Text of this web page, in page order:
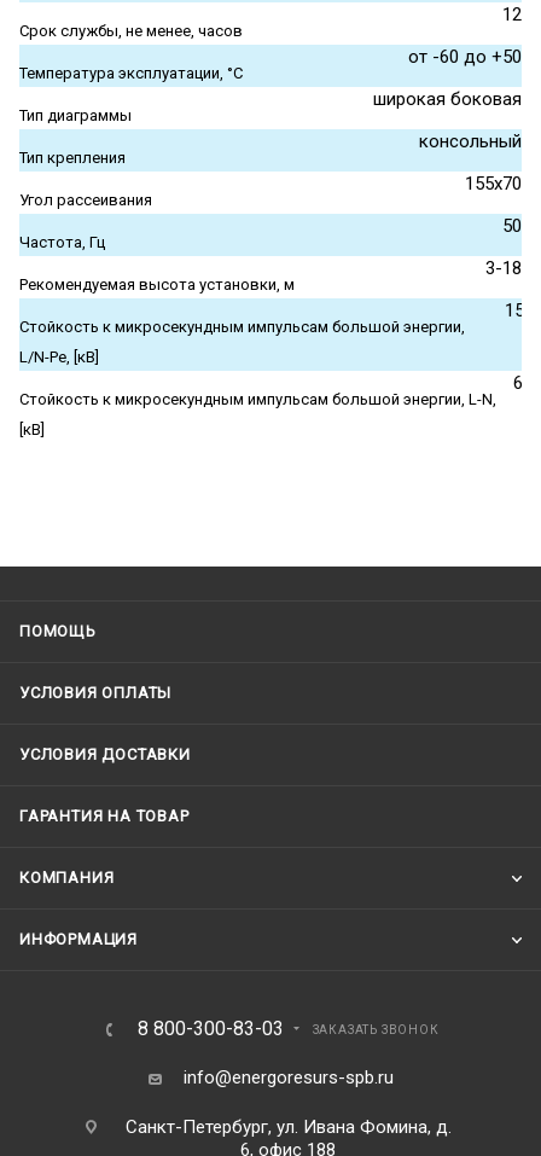
Срок службы, не менее, часов
12
Температура эксплуатации, °С
от -60 до +50
Тип диаграммы
широкая боковая
Тип крепления
консольный
Угол рассеивания
155x70
Частота, Гц
50
Рекомендуемая высота установки, м
3-18
Стойкость к микросекундным импульсам большой энергии,
L/N-Pe, [кВ]
15
Стойкость к микросекундным импульсам большой энергии, L-N,
[кВ]
6
ПОМОЩЬ
УСЛОВИЯ ОПЛАТЫ
УСЛОВИЯ ДОСТАВКИ
ГАРАНТИЯ НА ТОВАР
КОМПАНИЯ
ИНФОРМАЦИЯ
8 800-300-83-03 ЗАКАЗАТЬ ЗВОНОК
info@energoresurs-spb.ru
Санкт-Петербург, ул. Ивана Фомина, д.
6, офис 188